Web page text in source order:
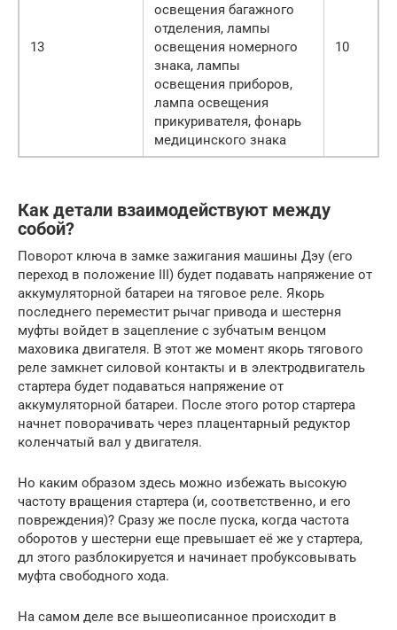
13
освещения багажного
отделения, лампы
освещения номерного
знака, лампы
освещения приборов,
лампа освещения
прикуривателя, фонарь
медицинского знака
10
Как детали взаимодействуют между
собой?
Поворот ключа в замке зажигания машины Дэу (его
переход в положение III) будет подавать напряжение от
аккумуляторной батареи на тяговое реле. Якорь
последнего переместит рычаг привода и шестерня
муфты войдет в зацепление с зубчатым венцом
маховика двигателя. В этот же момент якорь тягового
реле замкнет силовой контакты и в электродвигатель
стартера будет подаваться напряжение от
аккумуляторной батареи. После этого ротор стартера
начнет поворачивать через плацентарный редуктор
коленчатый вал у двигателя.
Но каким образом здесь можно избежать высокую
частоту вращения стартера (и, соответственно, и его
повреждения)? Сразу же после пуска, когда частота
оборотов у шестерни еще превышает её же у стартера,
дл этого разблокируется и начинает пробуксовывать
муфта свободного хода.
На самом деле все вышеописанное происходит в